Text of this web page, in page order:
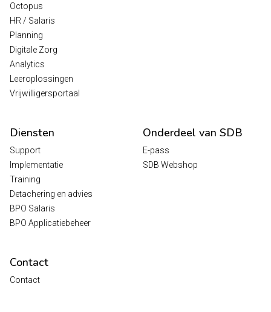
Octopus
HR / Salaris
Planning
Digitale Zorg
Analytics
Leeroplossingen
Vrijwilligersportaal
Diensten
Support
Implementatie
Training
Detachering en advies
BPO Salaris
BPO Applicatiebeheer
Onderdeel van SDB
E-pass
SDB Webshop
Contact
Contact